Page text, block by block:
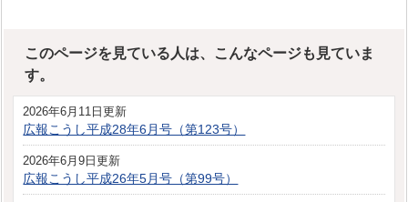
このページを見ている人は、こんなページも見ていま
す。
2026年6月11日更新
広報こうし平成28年6月号（第123号）
2026年6月9日更新
広報こうし平成26年5月号（第99号）